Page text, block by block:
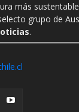
más
grupo de
.